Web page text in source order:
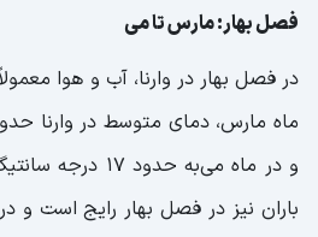
فصل بهار: مارس تا می
در فصل بهار در وارنا، آب و هوا
و در ماه می‌به
باران نیز در فصل بهار رایج است و